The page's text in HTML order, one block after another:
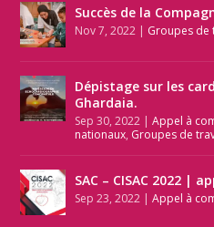
Succès de la
Nov 7, 2022 | Groupes de
Dépistage sur les
Ghardaia.
Sep 30, 2022 |Appel à
nationaux, Groupes de
SAC – CISAC 2022 |
Sep 23, 2022 |Appel à